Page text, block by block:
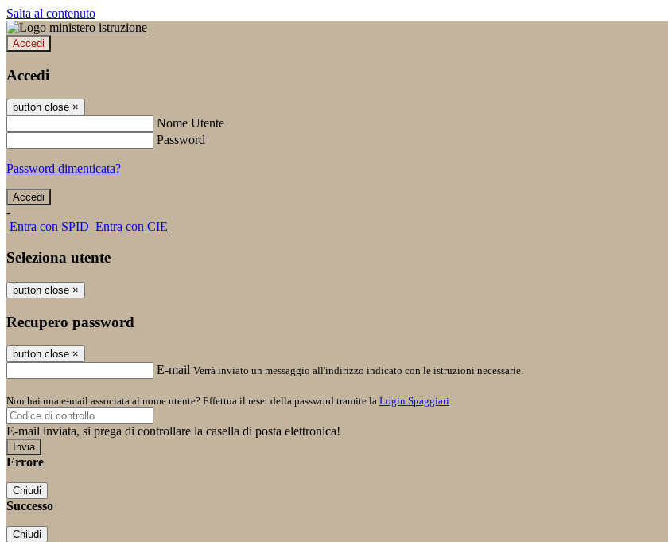
Salta al contenuto
Accedi
Accedi
button close ×
Nome Utente
Password
Password dimenticata?
-
Entra con SPID Entra con CIE
Seleziona utente
button close ×
Recupero password
button close ×
E-mail Verrà inviato un messaggio all'indirizzo indicato con le istruzioni necessarie.
Non hai una e-mail associata al nome utente? Effettua il reset della password tramite la Login Spaggiari
E-mail inviata, si prega di controllare la casella di posta elettronica!
Errore
Chiudi
Successo
Chiudi